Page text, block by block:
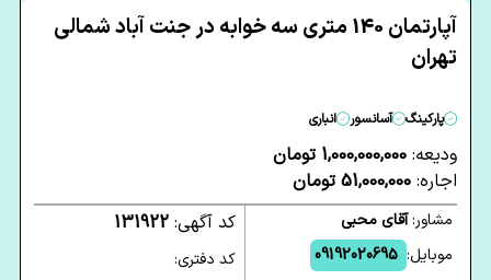
آپارتمان 140 متری سه خوابه در جنت آباد شمالی
تهران
پارکینگ آسانسور انباری
ودیعه: 1,000,000,000 تومان
اجاره: 51,000,000 تومان
مشاور:آقای محبی
موبایل: 09192020695
کد آگهی: 131922
کد دفتری: